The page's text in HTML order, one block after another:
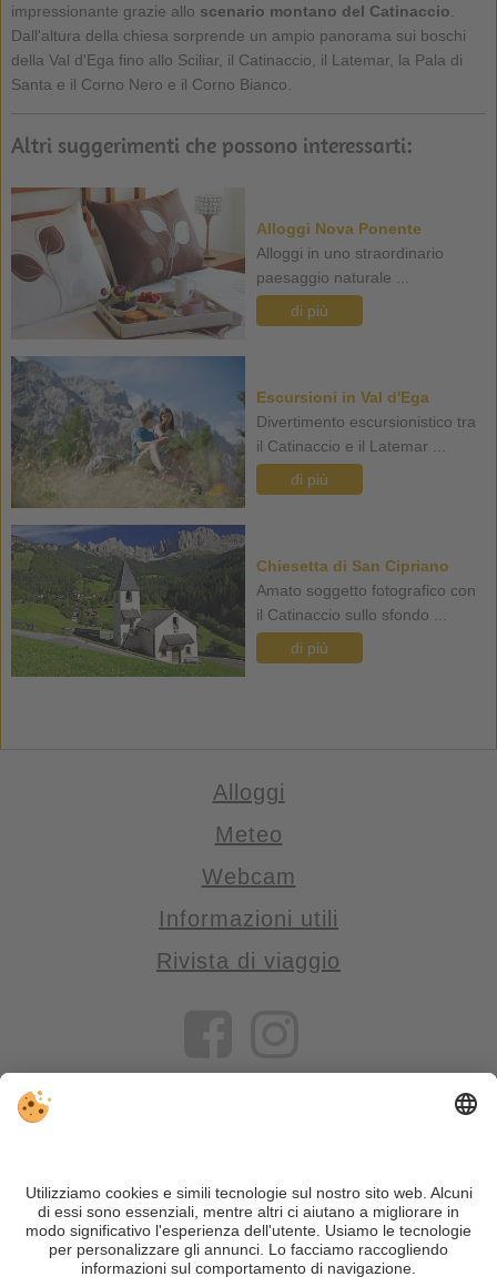
impressionante grazie allo scenario montano del Catinaccio
Dall'altura della chiesa sorprende un ampio panorama sui boschi
della Val d'Ega fino allo Sciliar, il Catinaccio, il Latemar, la Pala di
Santa e il Corno Nero e il Corno Bianco.
Altri suggerimenti che possono interessarti:
Alloggi Nova Ponente
Alloggi in uno straordinario
paesaggio naturale ...
di più
Escursioni in Val d'Ega
Divertimento escursionistico tra
il Catinaccio e il Latemar ...
di più
Chiesetta di San Cipriano
Amato soggetto fotografico con
il Catinaccio sullo sfondo ...
di piú
Alloggi
Meteo
Webcam
Informazioni utili
Rivista di viaggio
VIVOSüdtirol è il portale di viaggio per chi desidera vivere il
Trentino Alto Adige davvero – con consigli autentici, alloggi e
offerte su misura.